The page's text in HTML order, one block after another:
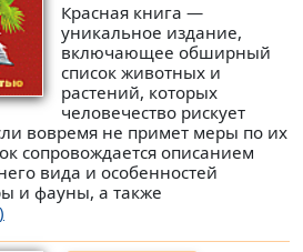
Красная книга —
уникальное издание,
включающее обширный
список животных и
растений, которых
человечество рискует
вовремя не примет меры по их
сопровождается описанием
вида и особенностей
и фауны, а также